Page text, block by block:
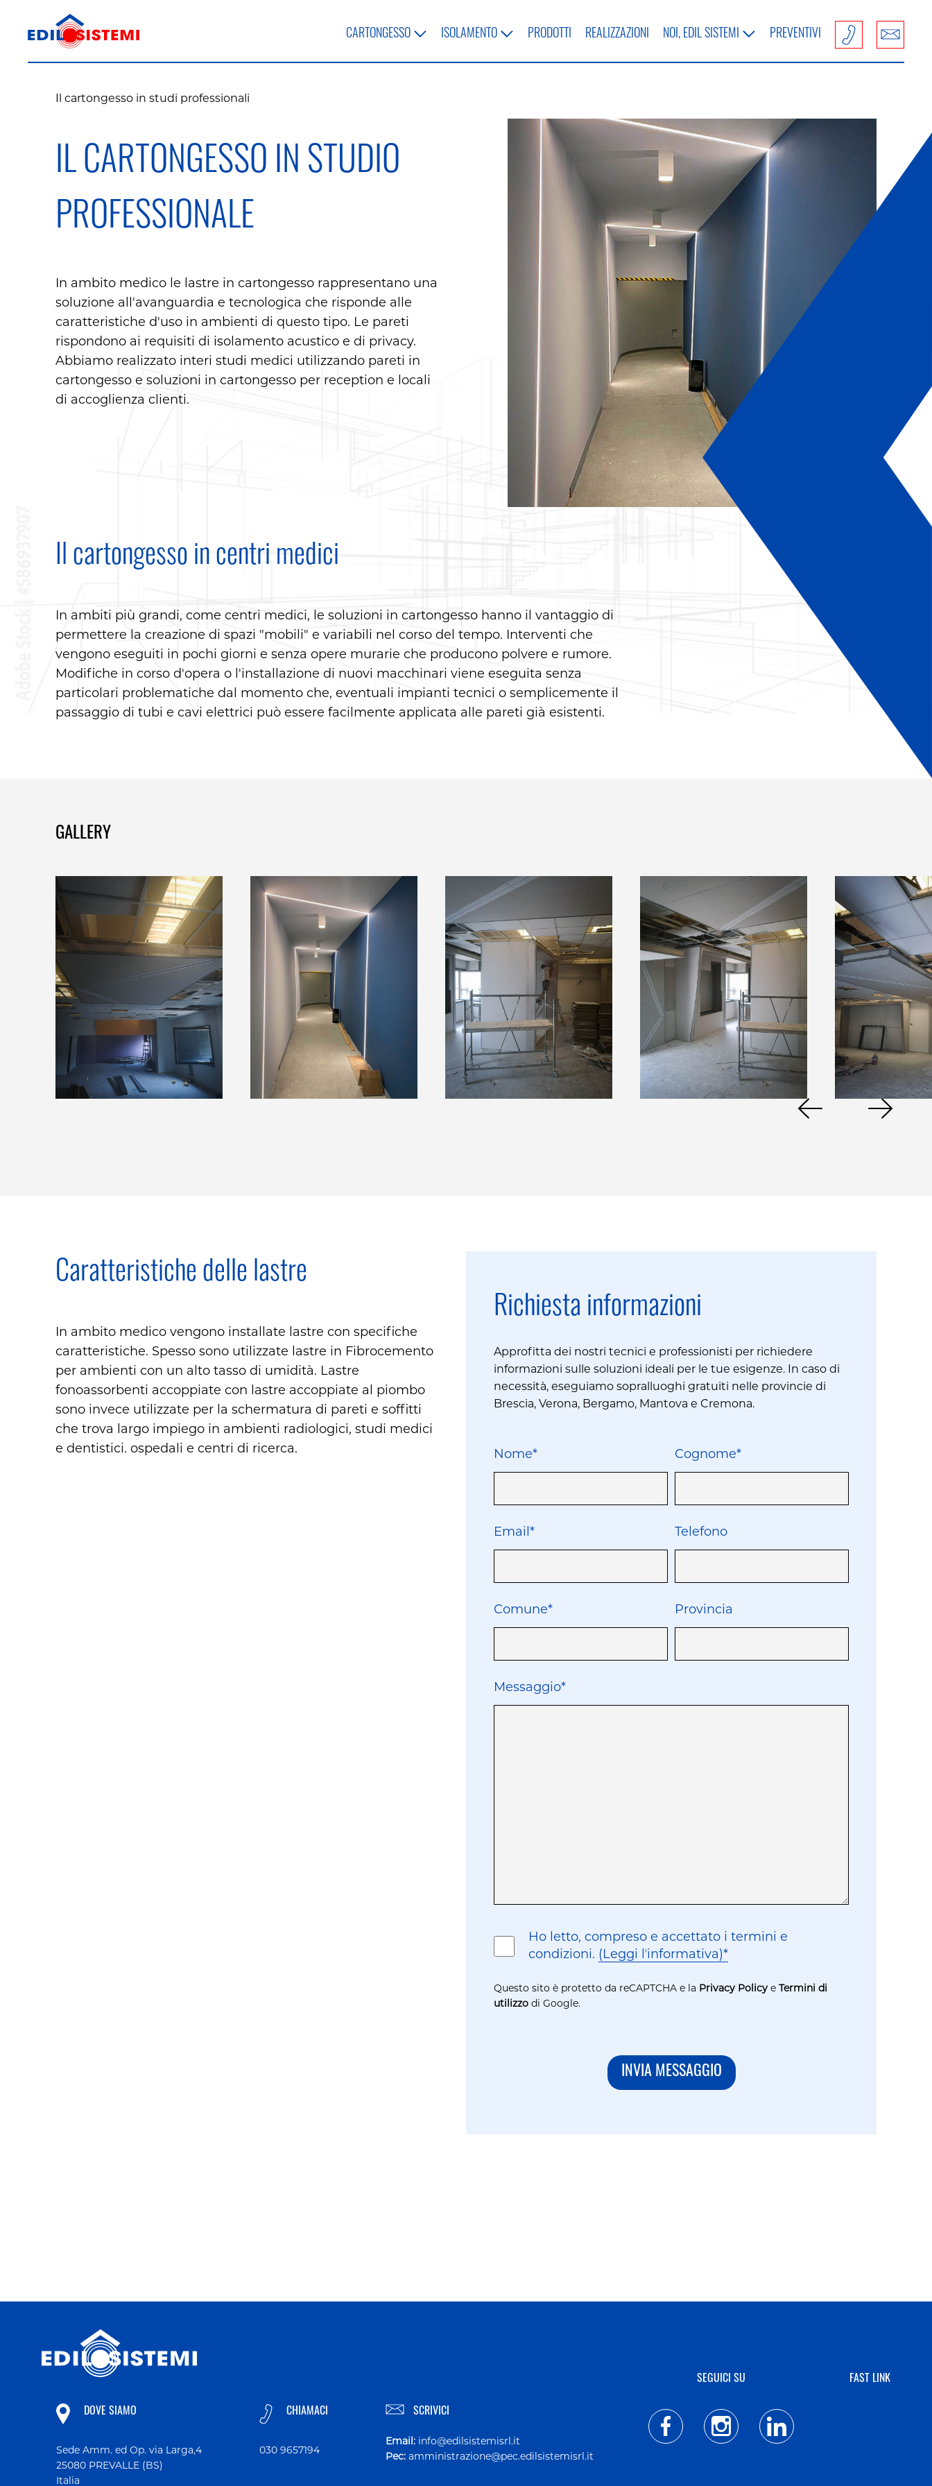
CARTONGESSO ISOLAMENTO PRODOTTI REALIZZAZIONI NOI, EDIL SISTEMI PREVENTIVI
Il cartongesso in studi professionali
IL CARTONGESSO IN STUDIO
PROFESSIONALE
In ambito medico le lastre in cartongesso rappresentano una
soluzione all'avanguardia e tecnologica che risponde alle
caratteristiche d'uso in ambienti di questo tipo. Le pareti
rispondono ai requisiti di isolamento acustico e di privacy.
Abbiamo realizzato interi studi medici utilizzando pareti in
cartongesso e soluzioni in cartongesso per reception e locali
di accoglienza clienti.
Il cartongesso in centri medici
In ambiti più grandi, come centri medici, le soluzioni in cartongesso hanno il vantaggio di
permettere la creazione di spazi "mobili" e variabili nel corso del tempo. Interventi che
vengono eseguiti in pochi giorni e senza opere murarie che producono polvere e rumore.
Modifiche in corso d'opera o l'installazione di nuovi macchinari viene eseguita senza
particolari problematiche dal momento che, eventuali impianti tecnici o semplicemente il
passaggio di tubi e cavi elettrici può essere facilmente applicata alle pareti già esistenti.
GALLERY
Previous Next
Caratteristiche delle lastre
In ambito medico vengono installate lastre con specifiche
caratteristiche. Spesso sono utilizzate lastre in Fibrocemento
per ambienti con un alto tasso di umidità. Lastre
fonoassorbenti accoppiate con lastre accoppiate al piombo
sono invece utilizzate per la schermatura di pareti e soffitti
che trova largo impiego in ambienti radiologici, studi medici
e dentistici. ospedali e centri di ricerca.
Richiesta informazioni
Approfitta dei nostri tecnici e professionisti per richiedere
informazioni sulle soluzioni ideali per le tue esigenze. In caso di
necessità, eseguiamo sopralluoghi gratuiti nelle provincie di
Brescia, Verona, Bergamo, Mantova e Cremona.
Nome* Cognome*
Email* Telefono
Comune* Provincia
Messaggio*
ConsensoHo letto, compreso e accettato i termini e
condizioni. (Leggi lʼinformativa)*
Questo sito è protetto da reCAPTCHA e la Privacy Policy e Termini di
utilizzo di Google.
INVIA MESSAGGIO
DOVE SIAMO
Sede Amm. ed Op. via Larga,4
25080 PREVALLE (BS)
Italia
CHIAMACI
030 9657194
SCRIVICI
Email: info@edilsistemisrl.it
Pec: amministrazione@pec.edilsistemisrl.it
SEGUICI SU FAST LINK